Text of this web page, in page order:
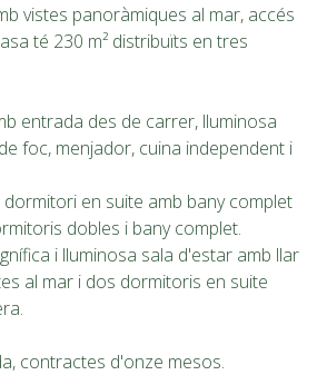
vistes panoràmiques al mar, accés
té 230 m² distribuïts en tres
entrada des de carrer, lluminosa
foc, menjador, cuina independent i
dormitori en suite amb bany complet
dobles i bany complet.
i lluminosa sala d'estar amb llar
al mar i dos dormitoris en suite
contractes d'onze mesos.